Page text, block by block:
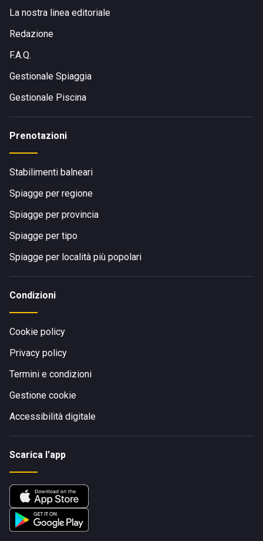
La nostra linea editoriale
Redazione
F.A.Q.
Gestionale Spiaggia
Gestionale Piscina
Prenotazioni
Stabilimenti balneari
Spiagge per regione
Spiagge per provincia
Spiagge per tipo
Spiagge per località più popolari
Condizioni
Cookie policy
Privacy policy
Termini e condizioni
Gestione cookie
Accessibilità digitale
Scarica l'app